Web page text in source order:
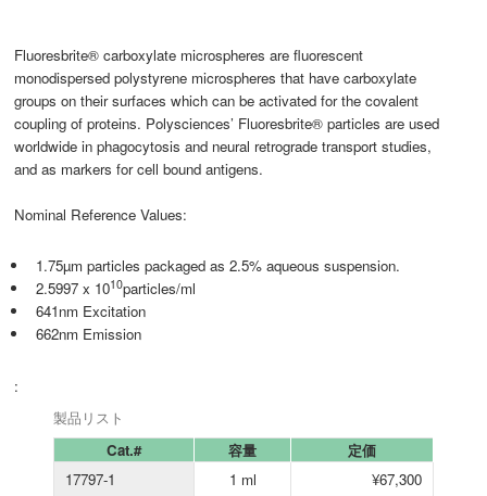
Fluoresbrite® carboxylate microspheres are fluorescent
monodispersed polystyrene microspheres that have carboxylate
groups on their surfaces which can be activated for the covalent
coupling of proteins. Polysciences’ Fluoresbrite® particles are used
worldwide in phagocytosis and neural retrograde transport studies,
and as markers for cell bound antigens.
Nominal Reference Values:
1.75µm particles packaged as 2.5% aqueous suspension.
2.5997 x 1010particles/ml
641nm Excitation
662nm Emission
:
製品リスト
Cat.#
容量
定価
17797-1
1 ml ¥67,300